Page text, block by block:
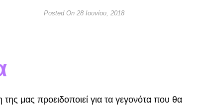
Posted On 28 Ιουνίου, 2018
μας προειδοποιεί για τα γεγονότα που θα